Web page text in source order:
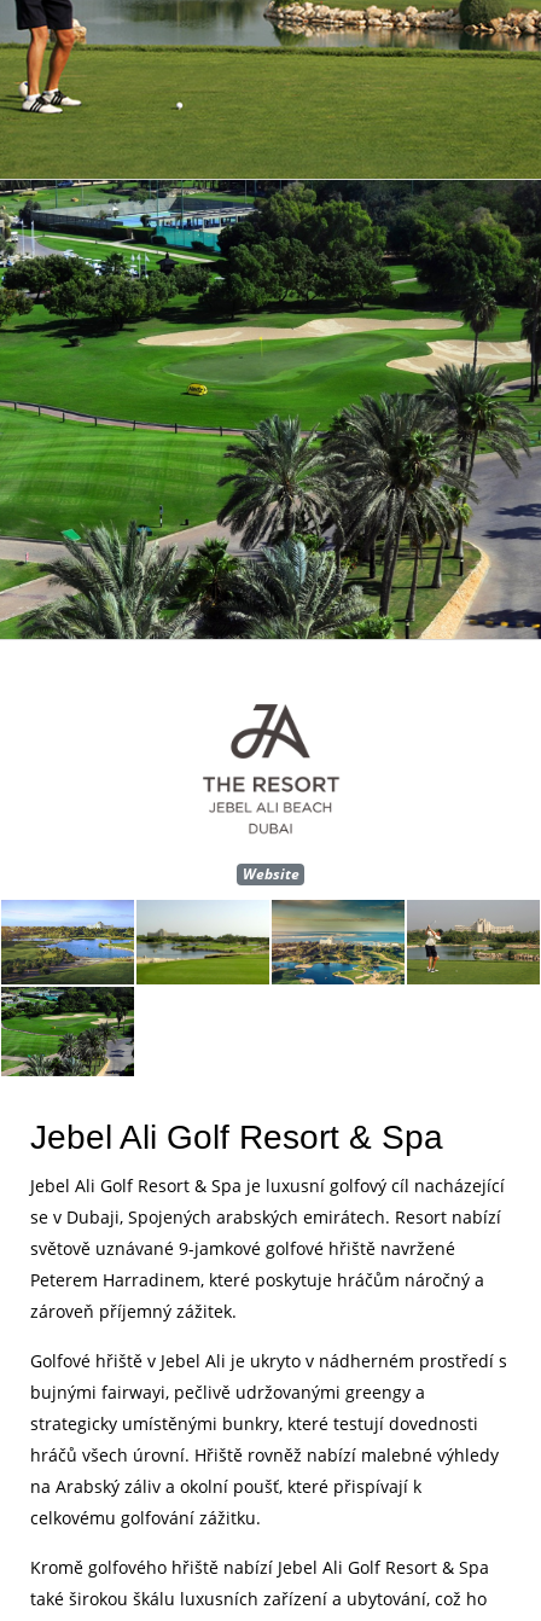
Website
Jebel Ali Golf Resort & Spa
Jebel Ali Golf Resort & Spa je luxusní golfový cíl nacházející
se v Dubaji, Spojených arabských emirátech. Resort nabízí
světově uznávané 9-jamkové golfové hřiště navržené
Peterem Harradinem, které poskytuje hráčům náročný a
zároveň příjemný zážitek.
Golfové hřiště v Jebel Ali je ukryto v nádherném prostředí s
bujnými fairwayi, pečlivě udržovanými greengy a
strategicky umístěnými bunkry, které testují dovednosti
hráčů všech úrovní. Hřiště rovněž nabízí malebné výhledy
na Arabský záliv a okolní poušť, které přispívají k
celkovému golfování zážitku.
Kromě golfového hřiště nabízí Jebel Ali Golf Resort & Spa
také širokou škálu luxusních zařízení a ubytování, což ho